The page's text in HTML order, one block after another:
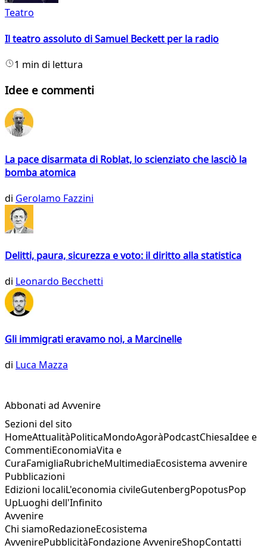
Teatro
Il teatro assoluto di Samuel Beckett per la radio
1 min di lettura
Idee e commenti
La pace disarmata di Roblat, lo scienziato che lasciò la
bomba atomica
di Gerolamo Fazzini
Delitti, paura, sicurezza e voto: il diritto alla statistica
di Leonardo Becchetti
Gli immigrati eravamo noi, a Marcinelle
di Luca Mazza
Abbonati ad Avvenire
Sezioni del sito
HomeAttualitàPoliticaMondoAgoràPodcastChiesaIdee e
CommentiEconomiaVita e
CuraFamigliaRubricheMultimediaEcosistema avvenire
Pubblicazioni
Edizioni localiL'economia civileGutenbergPopotusPop
UpLuoghi dell'Infinito
Avvenire
Chi siamoRedazioneEcosistema
AvvenirePubblicitàFondazione AvvenireShopContatti